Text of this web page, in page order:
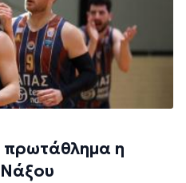
πρωτάθλημα η